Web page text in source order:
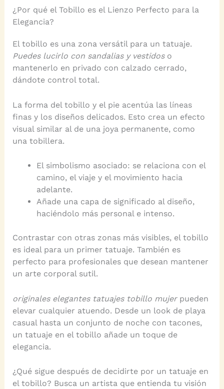
¿Por qué el Tobillo es el Lienzo Perfecto para la
Elegancia?
El tobillo es una zona versátil para un tatuaje.
Puedes lucirlo con sandalias y vestidoso
mantenerlo en privado con calzado cerrado,
dándote control total.
La forma del tobillo y el pie acentúa las líneas
finas y los diseños delicados. Esto crea un efecto
visual similar al de una joya permanente, como
una tobillera.
El simbolismo asociado: se relaciona con el
camino, el viaje y el movimiento hacia
adelante.
Añade una capa de significado al diseño,
haciéndolo más personal e intenso.
Contrastar con otras zonas más visibles, el tobillo
es ideal para un primer tatuaje. También es
perfecto para profesionales que desean mantener
un arte corporal sutil.
originales elegantes tatuajes tobillo mujerpueden
elevar cualquier atuendo. Desde un look de playa
casual hasta un conjunto de noche con tacones,
un tatuaje en el tobillo añade un toque de
elegancia.
¿Qué sigue después de decidirte por un tatuaje en
el tobillo? Busca un artista que entienda tu visión